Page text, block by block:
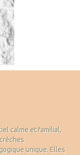
calme et familial,
unique. Elles